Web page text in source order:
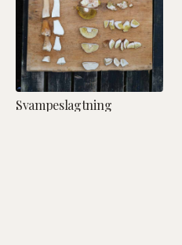
Svampeslagtning